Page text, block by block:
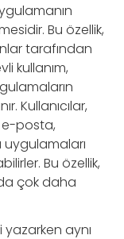
Bu özellik,
tarafından
kullanım,
Kullanıcılar,
posta,
uygulamaları
Bu özellik,
çok daha
yazarken aynı